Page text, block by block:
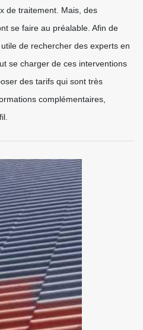
de traitement. Mais, des
se faire au préalable. Afin de
de rechercher des experts en
se charger de ces interventions
des tarifs qui sont très
complémentaires,